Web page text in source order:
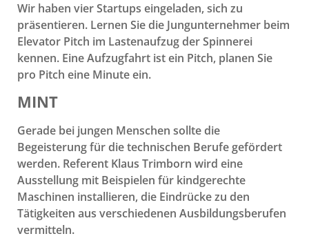
Wir haben vier Startups eingeladen, sich zu
präsentieren. Lernen Sie die Jungunternehmer beim
Elevator Pitch im Lastenaufzug der Spinnerei
kennen. Eine Aufzugfahrt ist ein Pitch, planen Sie
pro Pitch eine Minute ein.
MINT
Gerade bei jungen Menschen sollte die
Begeisterung für die technischen Berufe gefördert
werden. Referent Klaus Trimborn wird eine
Ausstellung mit Beispielen für kindgerechte
Maschinen installieren, die Eindrücke zu den
Tätigkeiten aus verschiedenen Ausbildungsberufen
vermitteln.